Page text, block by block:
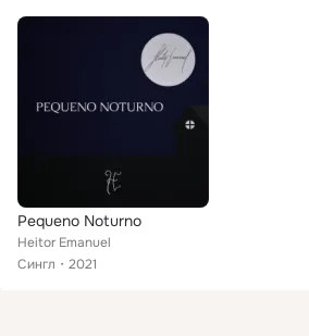
Pequeno Noturno
Heitor Emanuel
Сингл
2021